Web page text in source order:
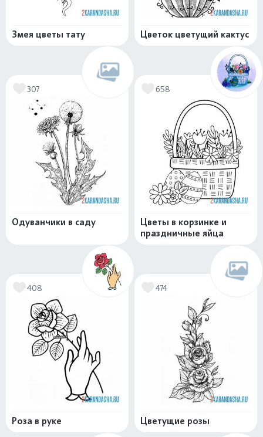
Змея цветы тату Цветок цветущий кактус
307
Одуванчики в саду
658
Цветы в корзинке и
праздничные яйца
408
Роза в руке
474
Цветущие розы